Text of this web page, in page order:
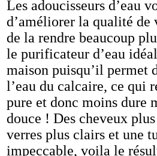
Les adoucisseurs d’eau
d’améliorer la qualité de
de la rendre beaucoup
le purificateur d’eau
maison puisqu’il permet
l’eau du calcaire, ce qui
pure et donc moins dure
douce ! Des cheveux
verres plus clairs et une
impeccable, voila le